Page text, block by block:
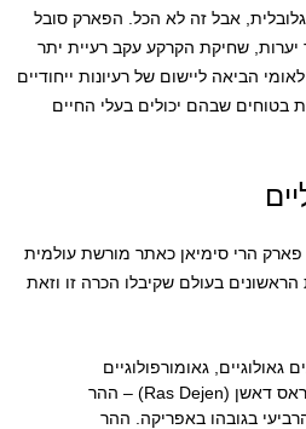
אבל זה לא הכל. הפארק סובל
יערות, שחיקת הקרקע עקב רעיית יתר
הביאה ליישום של רעיונות ייחודיים
בטוחים שבהם יכולים בעלי החיים
על פארק הרי סימיאן כאתר מורשת עולמית
בעולם שקיבלו הכרה זו וזאת
גאומורפולוגיים
ופיזיולוגיים ייחודיים כמו ראס דאשן (Ras Dejen) – ההר
בגובהו באפריקה. ההר